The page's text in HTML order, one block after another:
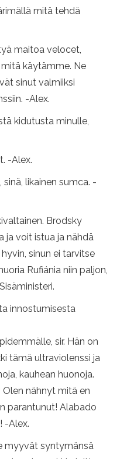
mitä tehdä
maitoa velocet,
käytämme. Ne
sinut valmiiksi
-Alex.
kidutusta minulle,
-Alex.
likainen sumca. -
Brodsky
ja voit istua ja nähdä
sinun ei tarvitse
Rufiánia niin paljon,
innostumisesta
sir. Hän on
tämä ultraviolenssi ja
kauhean huonoja.
Olen nähnyt mitä en
parantunut! Alabado
-Alex.
myyvät syntymänsä